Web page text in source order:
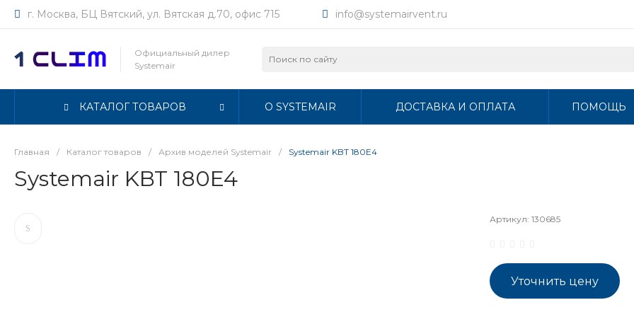
г. Москва, БЦ Вятский, ул. Вятская д.70, офис 715 info@systemairvent.ru
Официальный дилер
Systemair
КАТАЛОГ ТОВАРОВ О SYSTEMAIR ДОСТАВКА И ОПЛАТА ПОМОЩЬ
Главная / Каталог товаров / Архив моделей Systemair / Systemair KBT 180E4
Systemair KBT 180E4
Артикул: 130685
Уточнить цену